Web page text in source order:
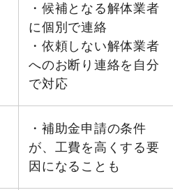
・候補となる解体業者
に個別で連絡
・依頼しない解体業者
へのお断り連絡を自分
で対応
・補助金申請の条件
が、工費を高くする要
因になることも